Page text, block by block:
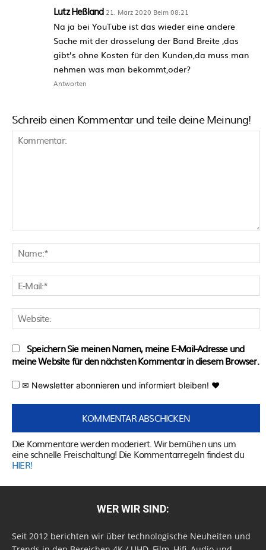
Lutz Heßland 21. März 2020 Beim 08:21
Na ja bei YouTube ist das wieder eine andere
Sache mit der drosselung der Band Breite ,das
gibt’s ohne Kosten für den Kunden,da muss man
nehmen was man bekommt,oder?
Antworten
Schreib einen Kommentar und teile deine Meinung!
Speichern Sie meinen Namen, meine E-Mail-Adresse und
meine Website für den nächsten Kommentar in diesem Browser.
✉ Newsletter abonnieren und informiert bleiben! ♥
Die Kommentare werden moderiert. Wir bemühen uns um
eine schnelle Freischaltung! Die Kommentarregeln findest du
HIER!
WER WIR SIND:
Seit 2012 berichten wir über technologische Neuheiten und